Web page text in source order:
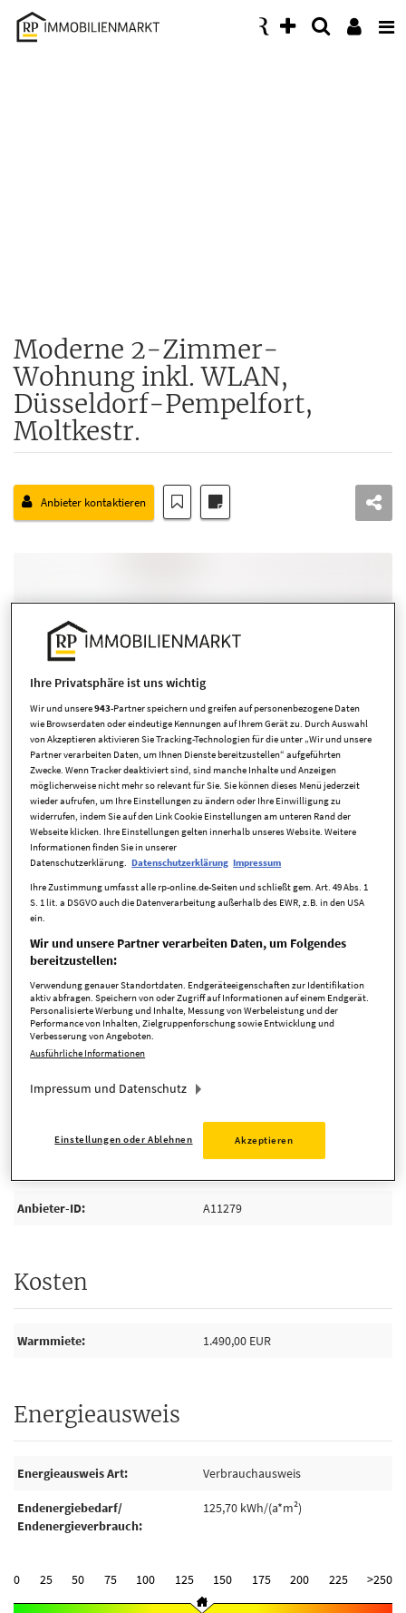
Accessibility
Modus
Moderne 2-Zimmer-
Wohnung inkl. WLAN,
Düsseldorf-Pempelfort,
Moltkestr.
Anbieter kontaktieren
Übersicht ausblenden
Eckdaten
Anbieter-ID A11279
Kosten
Warmmiete 1.490,00 EUR
Energieausweis
Energieausweis Art Verbrauchausweis
Endenergiebedarf/
Endenergieverbrauch
125,70 kWh/(a*m²)
0 25 50 75 100 125 150 175 200 225 >250
Ihre Privatsphäre ist uns wichtig
Wir und unsere943-Partner speichern und greifen auf personenbezogene Daten
wie Browserdaten oder eindeutige Kennungen auf Ihrem Gerät zu. Durch Auswahl
von Akzeptieren aktivieren Sie Tracking-Technologien für die unter „Wir und unsere
Partner verarbeiten Daten, um Ihnen Dienste bereitzustellen“ aufgeführten
Zwecke. Wenn Tracker deaktiviert sind, sind manche Inhalte und Anzeigen
möglicherweise nicht mehr so relevant für Sie. Sie können dieses Menü jederzeit
wieder aufrufen, um Ihre Einstellungen zu ändern oder Ihre Einwilligung zu
widerrufen, indem Sie auf den Link Cookie Einstellungen am unteren Rand der
Webseite klicken. Ihre Einstellungen gelten innerhalb unseres Website. Weitere
Informationen finden Sie in unserer
Datenschutzerklärung. Datenschutzerklärung Impressum
Ihre Zustimmung umfasst alle rp-online.de-Seiten und schließt gem. Art. 49 Abs. 1
S. 1 lit. a DSGVO auch die Datenverarbeitung außerhalb des EWR, z.B. in den USA
ein.
Wir und unsere Partner verarbeiten Daten, um Folgendes
bereitzustellen:
Verwendung genauer Standortdaten. Endgeräteeigenschaften zur Identifikation
aktiv abfragen. Speichern von oder Zugriff auf Informationen auf einem Endgerät.
Personalisierte Werbung und Inhalte, Messung von Werbeleistung und der
Performance von Inhalten, Zielgruppenforschung sowie Entwicklung und
Verbesserung von Angeboten.
Ausführliche Informationen
Impressum und Datenschutz
Einstellungen oder Ablehnen Akzeptieren